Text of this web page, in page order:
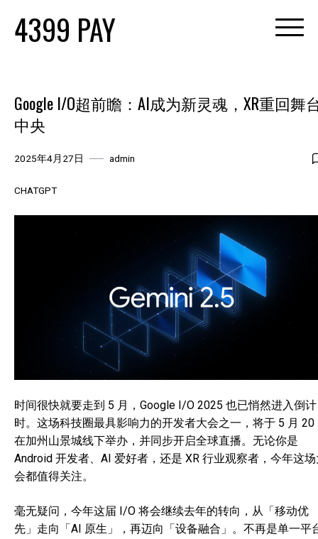
content
4399 PAY
Google I/O超前瞻：AI成为新灵魂，XR重回舞
中央
2025年4月27日 admin
CHATGPT
时间很快就要走到 5 月，Google I/O 2025 也已悄然进入倒计
时。这场科技圈最具影响力的开发者大会之一，将于 5 月 20
在加州山景城线下举办，并同步开启全球直播。无论你是
Android 开发者、AI 爱好者，还是 XR 行业观察者，今年这
会都值得关注。
毫无疑问，今年这届 I/O 将会继续去年的转向，从「移动优
先」走向「AI 原生」，再迈向「设备融合」。不再是单一平